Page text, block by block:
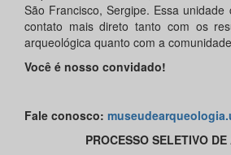
São Francisco, Sergipe. Essa
contato mais direto tanto com os
arqueológica quanto com a
Você é nosso convidado!
Fale conosco:
PROCESSO SELETIVO